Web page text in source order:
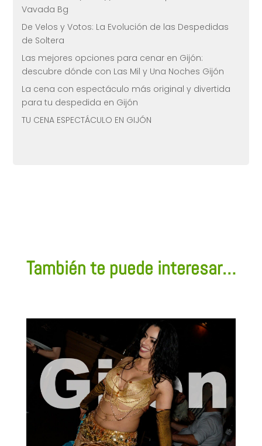
Vavada Bg
De Velos y Votos: La Evolución de las Despedidas
de Soltera
Las mejores opciones para cenar en Gijón:
descubre dónde con Las Mil y Una Noches Gijón
La cena con espectáculo más original y divertida
para tu despedida en Gijón
TU CENA ESPECTÁCULO EN GIJÓN
También te puede interesar…